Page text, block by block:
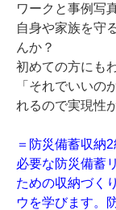
ワークと事例写
自身や家族を守
んか？
初めての方にも
「それでいいの
れるので実現性
＝防災備蓄収納
必要な防災備蓄
ための収納づく
ウを学びます。